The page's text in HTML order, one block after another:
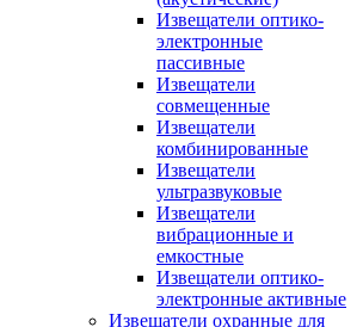
Извещатели оптико-
электронные
пассивные
Извещатели
совмещенные
Извещатели
комбинированные
Извещатели
ультразвуковые
Извещатели
вибрационные и
емкостные
Извещатели оптико-
электронные активные
Извещатели охранные для